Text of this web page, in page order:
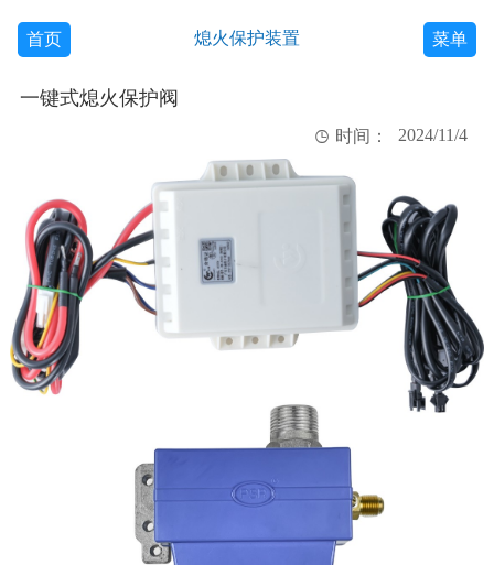
首页 熄火保护装置 菜单
一键式熄火保护阀
 时间： 2024/11/4